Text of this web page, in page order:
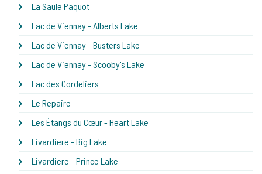
La Saule Paquot
Lac de Viennay - Alberts Lake
Lac de Viennay - Busters Lake
Lac de Viennay - Scooby's Lake
Lac des Cordeliers
Le Repaire
Les Étangs du Cœur - Heart Lake
Livardiere - Big Lake
Livardiere - Prince Lake